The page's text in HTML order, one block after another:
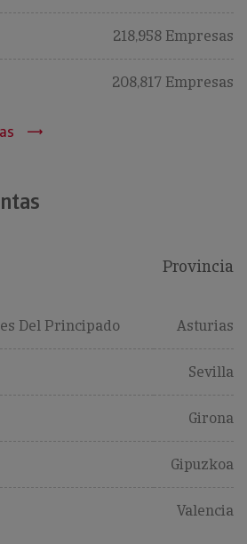
218,958 Empresas
208,817 Empresas
Provincia
Del Principado Asturias
Sevilla
Girona
Gipuzkoa
Valencia